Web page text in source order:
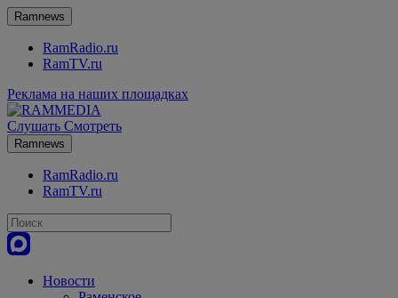
Ramnews
RamRadio.ru
RamTV.ru
Реклама на наших площадках
Слушать Смотреть
Ramnews
RamRadio.ru
RamTV.ru
Новости